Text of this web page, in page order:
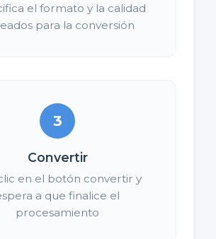
el formato y la calidad
para la conversión
3
Convertir
en el botón convertir y
a que finalice el
procesamiento